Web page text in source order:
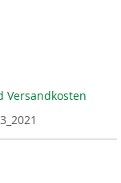
Versandkosten